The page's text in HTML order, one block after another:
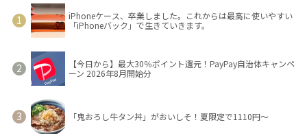
iPhoneケース、卒業しました。これからは最高に使いやすい
「iPhoneバック」で生きていきます。
【今日から】最大30％ポイント還元！PayPay自治体キャンペ
ーン 2026年8月開始分
「鬼おろし牛タン丼」がおいしそ！夏限定で1110円～